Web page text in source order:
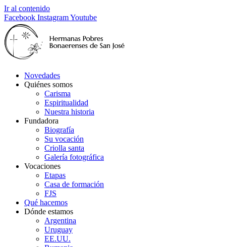
Ir al contenido
Facebook InstagramYoutube
Novedades
Quiénes somos
Carisma
Espiritualidad
Nuestra historia
Fundadora
Biografía
Su vocación
Criolla santa
Galería fotográfica
Vocaciones
Etapas
Casa de formación
FJS
Qué hacemos
Dónde estamos
Argentina
Uruguay
EE.UU.